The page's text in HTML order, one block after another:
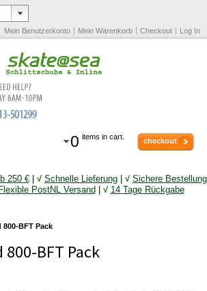
Mein Benutzerkonto Mein Warenkorb Checkout Log In
0 items in cart. checkout
250 €| √ Schnelle Lieferung| √ Sichere Bestellung
Flexible PostNL Versand √ 14 Tage Rückgabe
800-BFT Pack
800-BFT Pack